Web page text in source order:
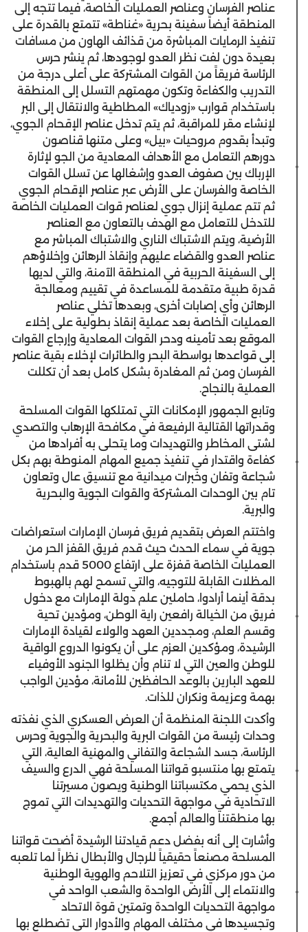
عناصر الفرسان وعناصر العمليات الخاصة، فيما تتجه إلى
المنطقة أيضاً سفينة بحرية «غناطة» تتمتع بالقدرة على
تنفيذ الرمايات المباشرة من قذائف الهاون من مسافات
بعيدة دون لفت نظر العدو لوجودها، ثم ينشر حرس
الرئاسة فريقاً من القوات المشتركة على أعلى درجة من
التدريب والكفاءة وتكون مهمتهم التسلل إلى المنطقة
باستخدام قوارب «زودياك» المطاطية والانتقال إلى البر
لإنشاء مقر للمراقبة، ثم يتم تدخل عناصر الإقحام الجوي،
وتبدأ بقدوم مروحيات «بيل» وعلى متنها قناصون
دورهم التعامل مع الأهداف المعادية من الجو لإثارة
الإرباك بين صفوف العدو وإشغالها عن تسلل القوات
الخاصة والفرسان على الأرض عبر عناصر الإقحام الجوي
ثم تتم عملية إنزال جوي لعناصر قوات العمليات الخاصة
للتدخل للتعامل مع الهدف بالتعاون مع العناصر
الأرضية، ويتم الاشتباك الناري والاشتباك المباشر مع
عناصر العدو والقضاء عليهم وإنقاذ الرهائن وإخلاؤهم
إلى السفينة الحربية في المنطقة الآمنة، والتي لديها
قدرة طبية متقدمة للمساعدة في تقييم ومعالجة
الرهائن وأي إصابات أخرى، وبعدها تخلي عناصر
العمليات الخاصة بعد عملية إنقاذ بطولية على إخلاء
الموقع بعد تأمينه ودحر القوات المعادية وإرجاع القوات
إلى قواعدها بواسطة البحر والطائرات لإخلاء بقية عناصر
الفرسان ومن ثم المغادرة بشكل كامل بعد أن تكللت
العملية بالنجاح.
وتابع الجمهور الإمكانات التي تمتلكها القوات المسلحة
وقدراتها القتالية الرفيعة في مكافحة الإرهاب والتصدي
لشتى المخاطر والتهديدات وما يتحلى به أفرادها من
كفاءة واقتدار في تنفيذ جميع المهام المنوطة بهم بكل
شجاعة وتفان وخبرات ميدانية مع تنسيق عال وتعاون
تام بين الوحدات المشتركة والقوات الجوية والبحرية
والبرية.
واختتم العرض بتقديم فريق فرسان الإمارات استعراضات
جوية في سماء الحدث حيث قدم فريق القفز الحر من
العمليات الخاصة قفزة على ارتفاع 5000 قدم باستخدام
المظلات القابلة للتوجيه، والتي تسمح لهم بالهبوط
بدقة أينما أرادوا، حاملين علم دولة الإمارات مع دخول
فريق من الخيالة رافعين راية الوطن، ومؤدين تحية
وقسم العلم، ومجددين العهد والولاء لقيادة الإمارات
الرشيدة، ومؤكدين العزم على أن يكونوا الدروع الواقية
للوطن والعين التي لا تنام وأن يظلوا الجنود الأوفياء
للعهد البارين بالوعد الحافظين للأمانة، مؤدين الواجب
بهمة وعزيمة ونكران للذات.
وأكدت اللجنة المنظمة أن العرض العسكري الذي نفذته
وحدات رئيسة من القوات البرية والبحرية والجوية وحرس
الرئاسة، جسد الشجاعة والتفاني والمهنية العالية، التي
يتمتع بها منتسبو قواتنا المسلحة فهي الدرع والسيف
الذي يحمي مكتسباتنا الوطنية ويصون مسيرتنا
الاتحادية في مواجهة التحديات والتهديدات التي تموج
بها منطقتنا والعالم أجمع.
وأشارت إلى أنه بفضل دعم قيادتنا الرشيدة أضحت قواتنا
المسلحة مصنعاً حقيقياً للرجال والأبطال نظراً لما تلعبه
من دور مركزي في تعزيز التلاحم والهوية الوطنية
والانتماء إلى الأرض الواحدة والشعب الواحد في
مواجهة التحديات الواحدة وتمتين قوة الاتحاد
وتجسيدها في مختلف المهام والأدوار التي تضطلع بها